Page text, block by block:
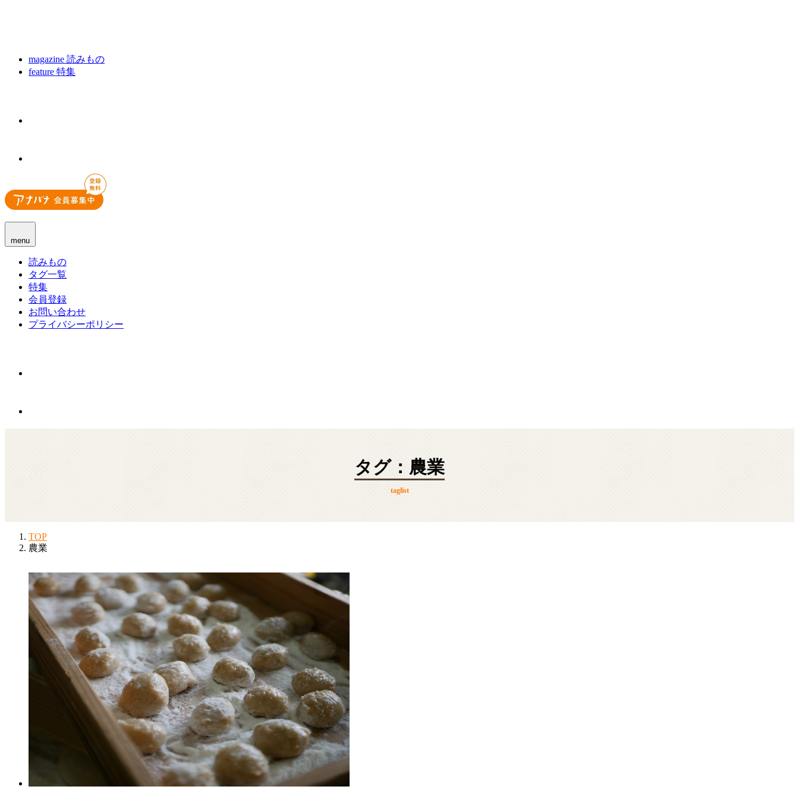
magazine 読みもの
feature 特集
menu
読みもの
タグ一覧
特集
会員登録
お問い合わせ
プライバシーポリシー
タグ：農業
taglist
TOP
農業